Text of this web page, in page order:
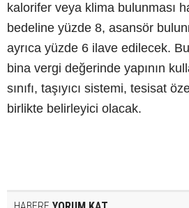
kalorifer veya klima bulunması
bedeline yüzde 8, asansör
ayrıca yüzde 6 ilave edilecek.
bina vergi değerinde yapının
sınıfı, taşıyıcı sistemi, tesisat
birlikte belirleyici olacak.